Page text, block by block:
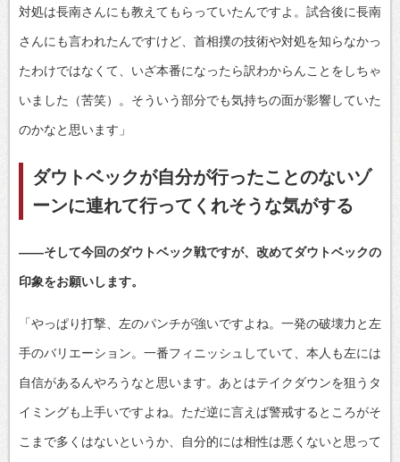
対処は長南さんにも教えてもらっていたんですよ。試合後に長南
さんにも言われたんですけど、首相撲の技術や対処を知らなかっ
たわけではなくて、いざ本番になったら訳わからんことをしちゃ
いました（苦笑）。そういう部分でも気持ちの面が影響していた
のかなと思います」
ダウトベックが自分が行ったことのないゾ
ーンに連れて行ってくれそうな気がする
――そして今回のダウトベック戦ですが、改めてダウトベックの
印象をお願いします。
「やっぱり打撃、左のパンチが強いですよね。一発の破壊力と左
手のバリエーション。一番フィニッシュしていて、本人も左には
自信があるんやろうなと思います。あとはテイクダウンを狙うタ
イミングも上手いですよね。ただ逆に言えば警戒するところがそ
こまで多くはないというか、自分的には相性は悪くないと思って